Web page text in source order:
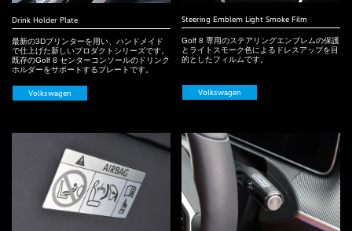
Drink Holder Plate
最新の3Dプリンターを用い、ハンドメイド
で仕上げた新しいプロダクトシリーズです。
既存のGolf 8 センターコンソールのドリンク
ホルダーをサポートするプレートです。
Volkswagen
Steering Emblem Light Smoke Film
Golf 8 専用のステアリングエンブレムの保護
とライトスモーク色によるドレスアップを目
的としたフィルムです。
Volkswagen